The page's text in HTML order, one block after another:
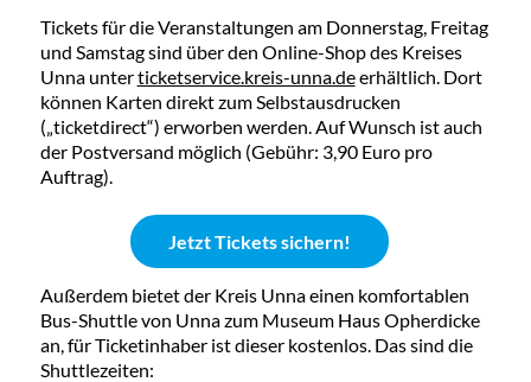
Tickets für die Veranstaltungen am Donnerstag, Freitag
und Samstag sind über den Online-Shop des Kreises
Unna unterticketservice.kreis-unna.deerhältlich. Dort
können Karten direkt zum Selbstausdrucken
(„ticketdirect“) erworben werden. Auf Wunsch ist auch
der Postversand möglich (Gebühr: 3,90 Euro pro
Auftrag).
Jetzt Tickets sichern!
Außerdem bietet der Kreis Unna einen komfortablen
Bus-Shuttle von Unna zum Museum Haus Opherdicke
an, für Ticketinhaber ist dieser kostenlos. Das sind die
Shuttlezeiten: